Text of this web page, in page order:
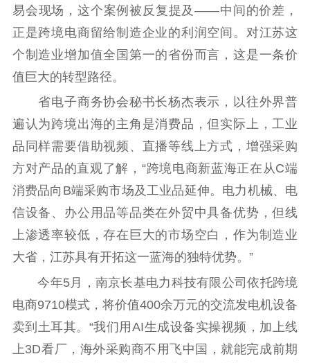
易会现场，这个案例被反复提及——中间的价差，
正是跨境电商留给制造企业的利润空间。对江苏这
个制造业增加值全国第一的省份而言，这是一条价
值巨大的转型路径。
省电子商务协会秘书长杨杰表示，以往外界普
遍认为跨境出海的主角是消费品，但实际上，工业
品同样需要借助视频、直播等线上方式，增强采购
方对产品的直观了解，“跨境电商新蓝海正在从C端
消费品向B端采购市场及工业品延伸。电力机械、电
信设备、办公用品等品类在外贸中具备优势，但线
上渗透率较低，存在巨大的市场空白，作为制造业
大省，江苏具有开拓这一蓝海的独特优势。”
今年5月，南京长基电力科技有限公司依托跨境
电商9710模式，将价值400余万元的交流发电机设备
卖到土耳其。“我们用AI生成设备实操视频，加上线
上3D看厂，海外采购商不用飞中国，就能完成前期